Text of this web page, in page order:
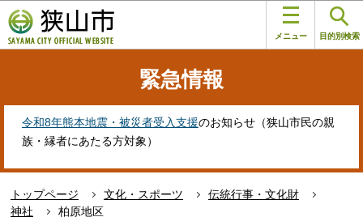
の
ペ
す
メニュー 目的別検索
緊急情報
令和8年熊本地震・被災者受入支援のお知らせ（狭山市民の親
族・縁者にあたる方対象）
トップページ 文化・スポーツ
伝統行事・文化財
神社
柏原地区